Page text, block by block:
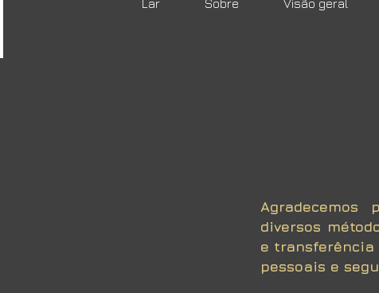
Lar Sobre Visão geral
Agradecemos
diversos
e transferência
pessoais e